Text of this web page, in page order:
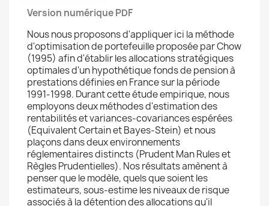
Version numérique PDF
Nous nous proposons d'appliquer ici la méthode
d'optimisation de portefeuille proposée par Chow
(1995) afin d'établir les allocations stratégiques
optimales d'un hypothétique fonds de pension à
prestations définies en France sur la période
1991-1998. Durant cette étude empirique, nous
employons deux méthodes d'estimation des
rentabilités et variances-covariances espérées
(Equivalent Certain et Bayes-Stein) et nous
plaçons dans deux environnements
réglementaires distincts (Prudent Man Rules et
Règles Prudentielles). Nos résultats amènent à
penser que le modèle, quels que soient les
estimateurs, sous-estime les niveaux de risque
associés à la détention des allocations qu'il